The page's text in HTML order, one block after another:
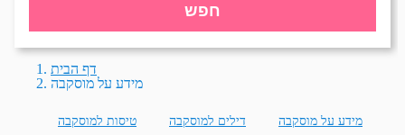
חפש
דף הבית
מידע על מוסקבה
טיסות למוסקבה דילים למוסקבה מידע על מוסקבה